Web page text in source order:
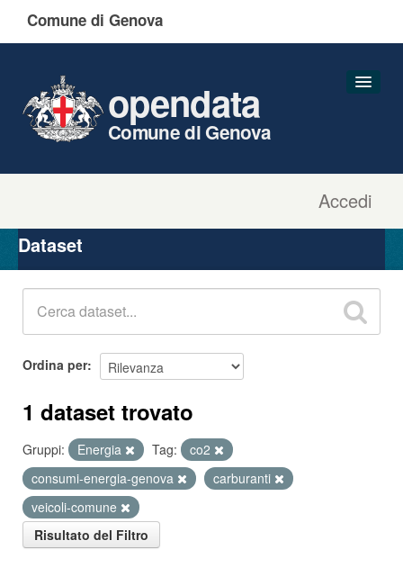
Comune di Genova
Accedi
opendata
Comune di Genova
Organizzazioni
Gruppi
Dataset
Ordina per
1 dataset trovato
Gruppi: Energia Tag:
co2
consumi-energia-genova
carburanti
veicoli-comune
Risultato del Filtro